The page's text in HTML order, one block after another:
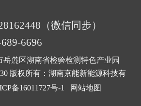
（微信同步）
6696
麓区湖南省检验检测特色产业园
版权所有：湖南京能新能源科技有
备16011727号-1 网站地图